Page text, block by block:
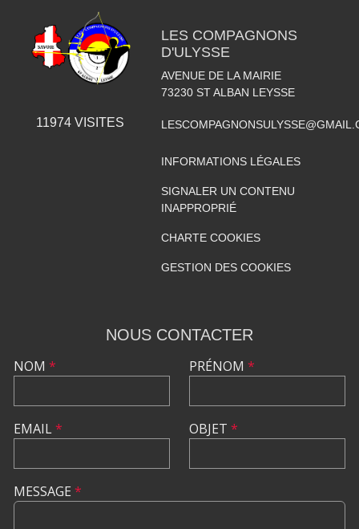
11974 VISITES
LES COMPAGNONS
D'ULYSSE
AVENUE DE LA MAIRIE
73230 ST ALBAN LEYSSE
INFORMATIONS LÉGALES
SIGNALER UN CONTENU
INAPPROPRIÉ
CHARTE COOKIES
GESTION DES COOKIES
NOUS CONTACTER
NOM *
EMAIL*
PRÉNOM *
OBJET *
MESSAGE *